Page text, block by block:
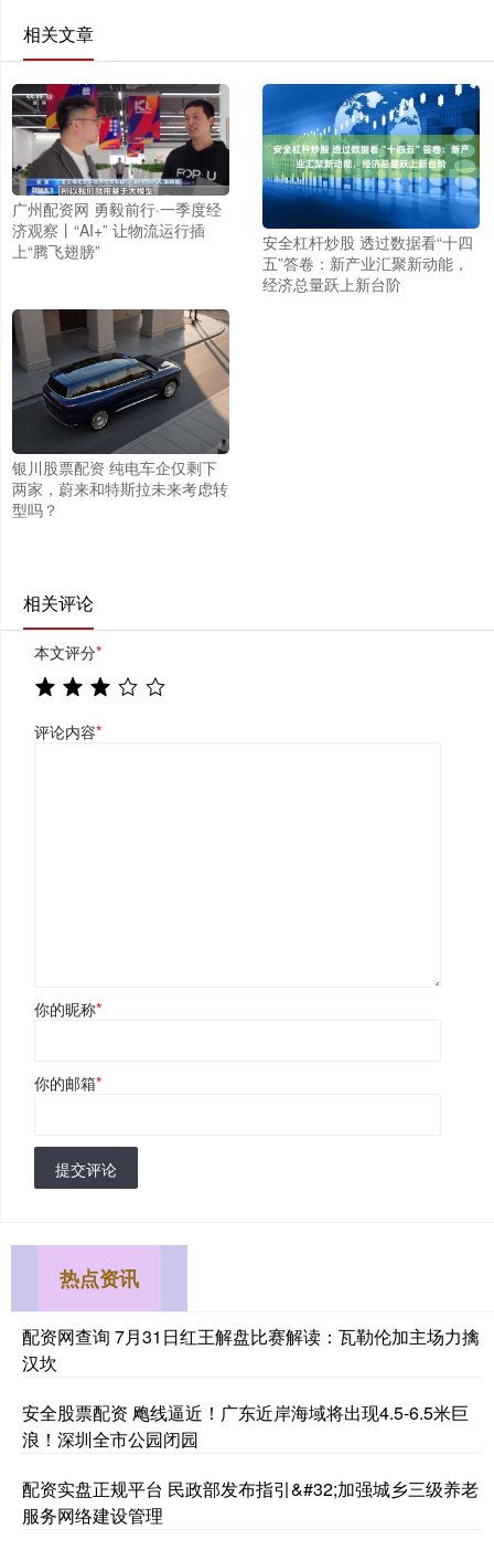
相关文章
广州配资网 勇毅前行·一季度经
济观察丨“AI+” 让物流运行插
上“腾飞翅膀”
安全杠杆炒股 透过数据看“十四
五”答卷：新产业汇聚新动能，
经济总量跃上新台阶
银川股票配资 纯电车企仅剩下
两家，蔚来和特斯拉未来考虑转
型吗？
相关评论
本文评分*
评论内容*
你的昵称*
你的邮箱*
提交评论
热点资讯
配资网查询 7月31日红王解盘比赛解读：瓦勒伦加主场力擒
汉坎
安全股票配资 飑线逼近！广东近岸海域将出现4.5-6.5米巨
浪！深圳全市公园闭园
配资实盘正规平台 民政部发布指引&#32;加强城乡三级养老
服务网络建设管理